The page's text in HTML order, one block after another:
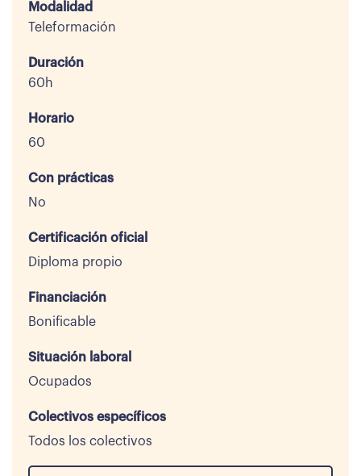
Modalidad
Teleformación
Duración
60h
Horario
60
Con prácticas
No
Certificación oficial
Diploma propio
Financiación
Bonificable
Situación laboral
Ocupados
Colectivos específicos
Todos los colectivos